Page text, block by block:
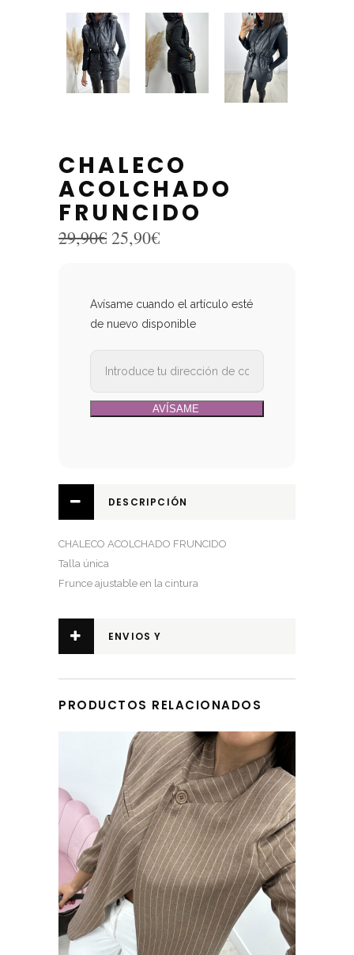
CHALECO
ACOLCHADO
FRUNCIDO
29,90€ El
precio
29,90€.
25,90€El
25,90€.
Avísame cuando el artículo esté
de nuevo disponible
DESCRIPCIÓN
CHALECO ACOLCHADO FRUNCIDO
Talla única
Frunce ajustable en la cintura
ENVIOS Y
PRODUCTOS RELACIONADOS